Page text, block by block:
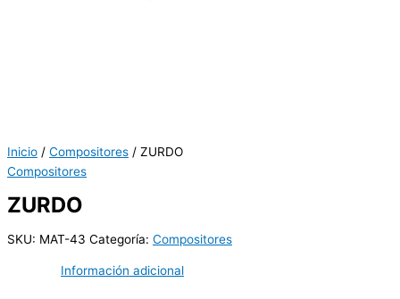
Inicio / Compositores / ZURDO
Compositores
ZURDO
SKU: MAT-43 Categoría: Compositores
Información adicional